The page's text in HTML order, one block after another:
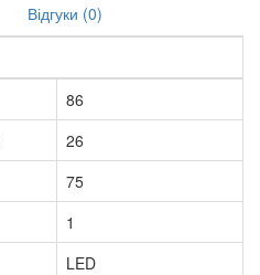
Відгуки (0)
86
26
75
1
LED